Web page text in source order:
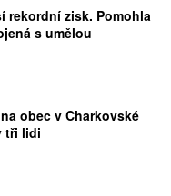
rekordní zisk. Pomohla
s umělou
obec v Charkovské
tři lidi